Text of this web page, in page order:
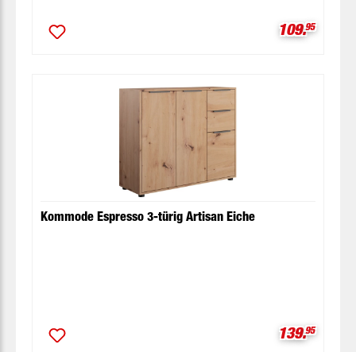
109.95
Kommode Espresso 3-türig Artisan Eiche
139.95